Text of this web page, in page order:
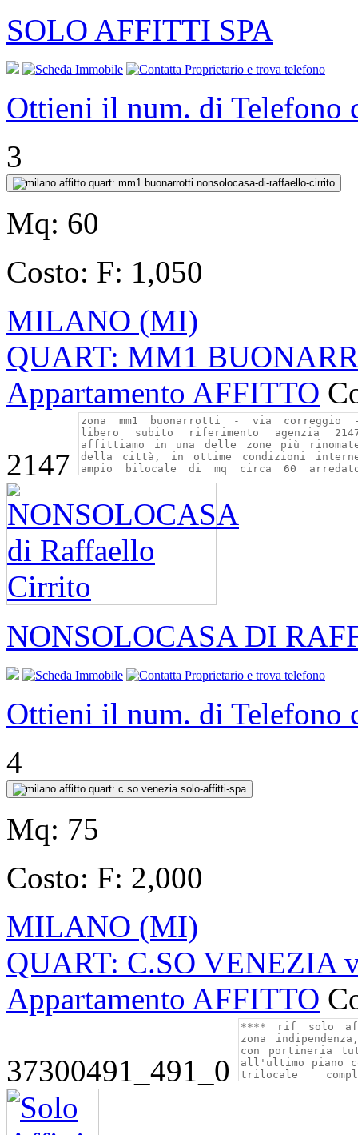
SOLO AFFITTI SPA
Ottieni il num. di Telefono
3
Mq: 60
Costo: F: 1,050
MILANO (MI)
QUART: MM1
Appartamento AFFITTO
2147
NONSOLOCASA DI
Ottieni il num. di Telefono
4
Mq: 75
Costo: F: 2,000
MILANO (MI)
QUART: C.SO VENEZIA
Appartamento AFFITTO
37300491_491_0